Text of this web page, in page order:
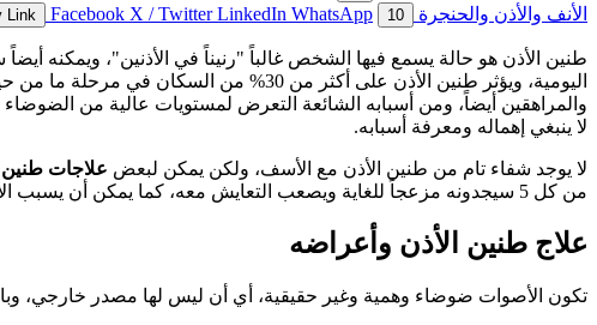
الأنف والأذن والحنجرة 10
Facebook X / TwitterLinkedIn WhatsApp
Link
طنين الأذن هو حالة يسمع فيها الشخص غالباً "رنيناً في الأذنين"، ويمكنه
والمراهقين أيضاً، ومن أسبابه الشائعة التعرض لمستويات عالية من
لا ينبغي إهماله ومعرفة أسبابه.
لا يوجد شفاء تام من طنين الأذن مع الأسف، ولكن يمكن لبعض علاجات طنين
من كل 5 سيجدونه مزعجاً للغاية ويصعب التعايش معه، كما يمكن أن يسبب الأرق وصعوبة التركيز وضعف الأداء في العمل أو المدرسة والانزعاج والقلق والاكتئاب.
علاج طنين الأذن وأعراضه
تكون الأصوات ضوضاء وهمية وغير حقيقية، أي أن ليس لها مصدر خارجي،